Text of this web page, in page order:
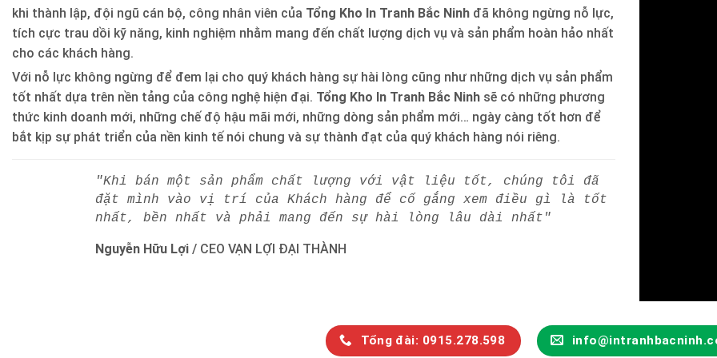
khi thành lập, đội ngũ cán bộ, công nhân viên của Tổng Kho In Tranh Bắc Ninh đã không ngừng nỗ lực,
tích cực trau dồi kỹ năng, kinh nghiệm nhằm mang đến chất lượng dịch vụ và sản phẩm hoàn hảo nhất
cho các khách hàng.
Với nỗ lực không ngừng để đem lại cho quý khách hàng sự hài lòng cũng như những dịch vụ sản phẩm
tốt nhất dựa trên nền tảng của công nghệ hiện đại. Tổng Kho In Tranh Bắc Ninh sẽ có những phương
thức kinh doanh mới, những chế độ hậu mãi mới, những dòng sản phẩm mới… ngày càng tốt hơn để
bắt kịp sự phát triển của nền kinh tế nói chung và sự thành đạt của quý khách hàng nói riêng.
"Khi bán một sản phẩm chất lượng với vật liệu tốt, chúng tôi đã
đặt mình vào vị trí của Khách hàng để cố gắng xem điều gì là tốt
nhất, bền nhất và phải mang đến sự hài lòng lâu dài nhất"
Nguyễn Hữu Lợi / CEO VẠN LỢI ĐẠI THÀNH
Tổng đài: 0915.278.598